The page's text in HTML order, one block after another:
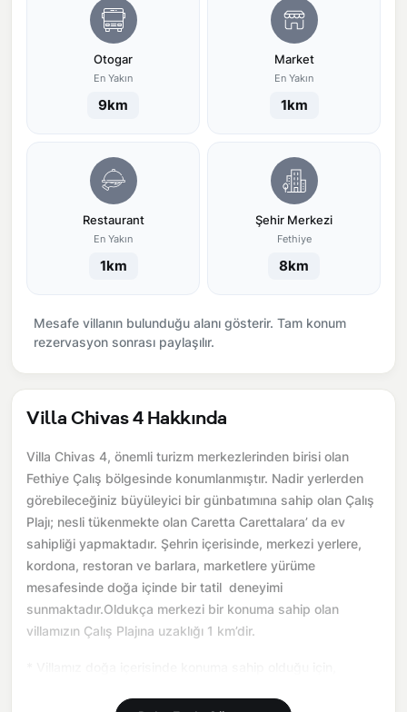
Otogar
En Yakın
9km
Market
En Yakın
1km
Restaurant
En Yakın
1km
Şehir Merkezi
Fethiye
8km
Mesafe villanın bulunduğu alanı gösterir. Tam konum
rezervasyon sonrası paylaşılır.
Villa Chivas 4 Hakkında
Villa Chivas 4, önemli turizm merkezlerinden birisi olan
Fethiye Çalış bölgesinde konumlanmıştır. Nadir yerlerden
görebileceğiniz büyüleyici bir günbatımına sahip olan Çalış
Plajı; nesli tükenmekte olan Caretta Carettalara’ da ev
sahipliği yapmaktadır. Şehrin içerisinde, merkezi yerlere,
kordona, restoran ve barlara, marketlere yürüme
mesafesinde doğa içinde bir tatil deneyimi
sunmaktadır.Oldukça merkezi bir konuma sahip olan
villamızın Çalış Plajına uzaklığı 1 km’dir.